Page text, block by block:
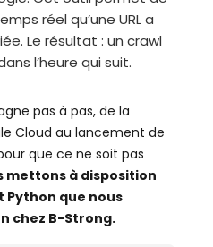
réel qu’une URL a
Le résultat : un crawl
l’heure qui suit.
pas à pas, de la
Cloud au lancement de
que ce ne soit pas
mettons à disposition
que nous
chez B-Strong.